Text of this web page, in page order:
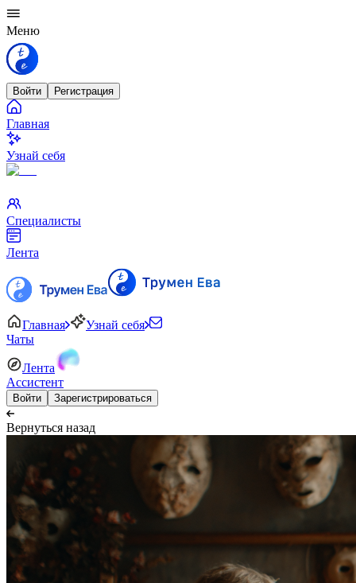
Меню
Войти Регистрация
Главная
Узнай себя
Специалисты
Лента
Главная
Узнай себя
Чаты
Лента
Ассистент
Войти Зарегистрироваться
Вернуться назад